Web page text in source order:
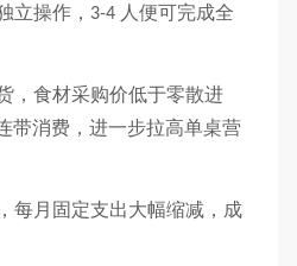
立操作， 3-4 人便可完成全
，食材采购价低于零散进
带消费，进一步拉高单桌营
每月固定支出大幅缩减，成